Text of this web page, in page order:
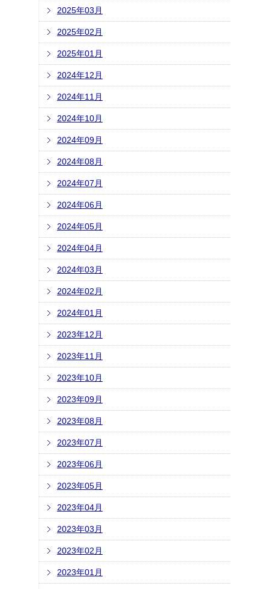
2025年03月
2025年02月
2025年01月
2024年12月
2024年11月
2024年10月
2024年09月
2024年08月
2024年07月
2024年06月
2024年05月
2024年04月
2024年03月
2024年02月
2024年01月
2023年12月
2023年11月
2023年10月
2023年09月
2023年08月
2023年07月
2023年06月
2023年05月
2023年04月
2023年03月
2023年02月
2023年01月